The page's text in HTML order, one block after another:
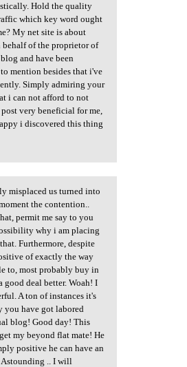
Hold the quality
which key word ought
My net site is about
behalf of the proprietor of
and have been
mention besides that i've
Simply admiring your
i can not afford to not
very beneficial for me,
i discovered this thing
misplaced us turned into
the contention..
permit me say to you
why i am placing
Furthermore, despite
of exactly the way
to, most probably buy in
deal better. Woah! I
A ton of instances it's
you have got labored
blog! Good day! This
my beyond flat mate! He
positive he can have an
.. I will